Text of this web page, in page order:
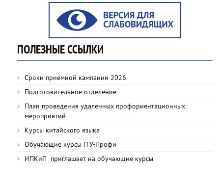
ПОЛЕЗНЫЕ ССЫЛКИ
Сроки приёмной кампании 2026
Подготовительное отделение
План проведения удаленных профориентационных
мероприятий
Курсы китайского языка
Обучающие курсы ГГУ-Профи
ИПКиП приглашает на обучающие курсы